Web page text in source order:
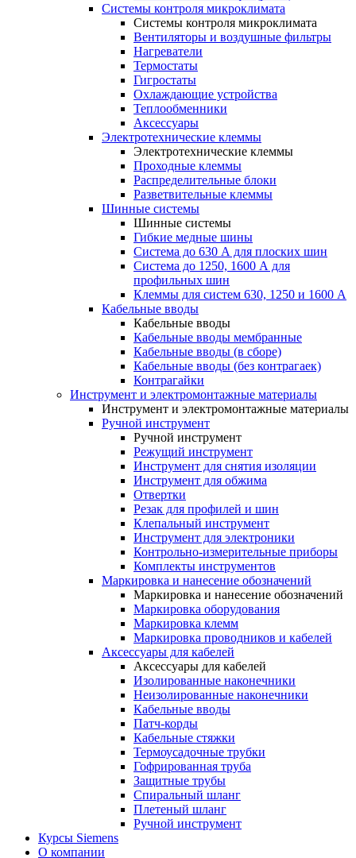
Системы контроля микроклимата
Системы контроля микроклимата
Вентиляторы и воздушные фильтры
Нагреватели
Термостаты
Гигростаты
Охлаждающие устройства
Теплообменники
Аксессуары
Электротехнические клеммы
Электротехнические клеммы
Проходные клеммы
Распределительные блоки
Разветвительные клеммы
Шинные системы
Шинные системы
Гибкие медные шины
Система до 630 А для плоских шин
Система до 1250, 1600 А для
профильных шин
Клеммы для систем 630, 1250 и 1600 А
Кабельные вводы
Кабельные вводы
Кабельные вводы мембранные
Кабельные вводы (в сборе)
Кабельные вводы (без контрагаек)
Контрагайки
Инструмент и электромонтажные материалы
Инструмент и электромонтажные материалы
Ручной инструмент
Ручной инструмент
Режущий инструмент
Инструмент для снятия изоляции
Инструмент для обжима
Отвертки
Резак для профилей и шин
Клепальный инструмент
Инструмент для электроники
Контрольно-измерительные приборы
Комплекты инструментов
Маркировка и нанесение обозначений
Маркировка и нанесение обозначений
Маркировка оборудования
Маркировка клемм
Маркировка проводников и кабелей
Аксессуары для кабелей
Аксессуары для кабелей
Изолированные наконечники
Неизолированные наконечники
Кабельные вводы
Патч-корды
Кабельные стяжки
Термоусадочные трубки
Гофрированная труба
Защитные трубы
Спиральный шланг
Плетеный шланг
Ручной инструмент
Курсы Siemens
О компании